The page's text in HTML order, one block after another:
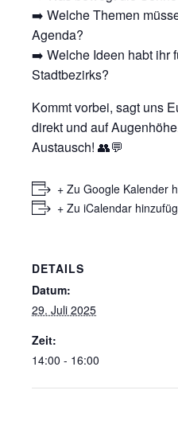
➡️ Welche Themen
Agenda?
➡️ Welche Ideen habt ihr
Stadtbezirks?
Kommt vorbei, sagt uns
direkt und auf
Austausch! 👥💬
+ Zu Google Kalender
+ Zu iCalendar
DETAILS
Datum:
29. Juli 2025
Zeit:
14:00 - 16:00